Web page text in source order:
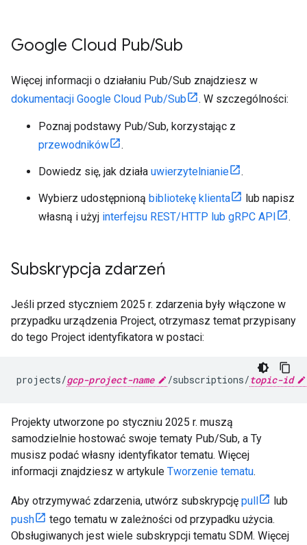
Google Cloud Pub/Sub
Więcej informacji o działaniu Pub/Sub znajdziesz w
dokumentacji Google Cloud Pub/Sub
. W szczególności:
Poznaj podstawy Pub/Sub, korzystając z
przewodników
.
Dowiedz się, jak działa uwierzytelnianie .
Wybierz udostępnioną bibliotekę klienta
lub napisz
własną i użyj interfejsu REST/HTTP lub gRPC API .
Subskrypcja zdarzeń
Jeśli przed styczniem 2025 r. zdarzenia były włączone w
przypadku urządzenia Project, otrzymasz temat przypisany
do tego Project identyfikatora w postaci:
projects/gcp-project-name /subscriptions/topic-id
Projekty utworzone po styczniu 2025 r. muszą
samodzielnie hostować swoje tematy Pub/Sub, a Ty
musisz podać własny identyfikator tematu. Więcej
informacji znajdziesz w artykule Tworzenie tematu.
Aby otrzymywać zdarzenia, utwórz subskrypcję pull
lub
push
tego tematu w zależności od przypadku użycia.
Obsługiwanych jest wiele subskrypcji tematu SDM. Więcej